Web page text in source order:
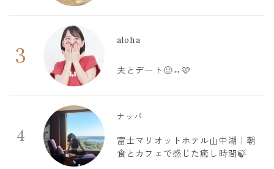
3
aloha
夫とデート🙂‍↔️🩷
4
ナッパ
富士マリオットホテル山中湖｜朝
食とカフェで感じた癒し時間🍃